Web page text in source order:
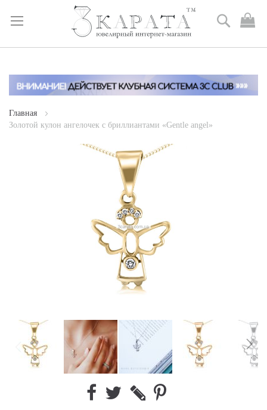
Skip
Content
Поиск
Главная
Золотой кулон ангелочек с бриллиантами «Gentle angel»